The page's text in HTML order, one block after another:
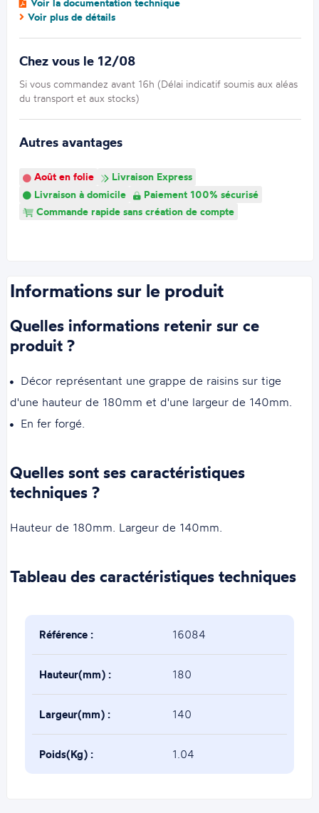
Voir la documentation technique
Voir plus de détails
Chez vous le 12/08
Si vous commandez avant 16h (Délai indicatif soumis aux aléas
du transport et aux stocks)
Autres avantages
Août en folie
Livraison Express
Livraison à domicile
Paiement 100% sécurisé
Commande rapide sans création de compte
Informations sur le produit
Quelles informations retenir sur ce
produit ?
Décor représentant une grappe de raisins sur tige
d'une hauteur de 180mm et d'une largeur de 140mm.
En fer forgé.
Quelles sont ses caractéristiques
techniques ?
Hauteur de 180mm. Largeur de 140mm.
Tableau des caractéristiques techniques
Référence : 16084
Hauteur(mm) : 180
Largeur(mm) : 140
Poids(Kg) : 1.04